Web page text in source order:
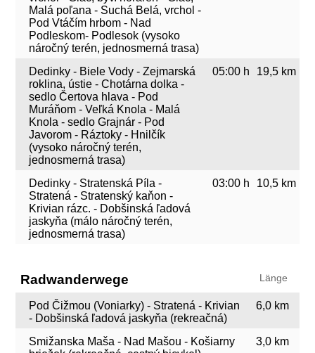
Malá poľana - Suchá Belá, vrchol -
Pod Vtáčím hrbom - Nad
Podleskom- Podlesok (vysoko
náročný terén, jednosmerná trasa)
Dedinky - Biele Vody - Zejmarská
roklina, ústie - Chotárna dolka -
sedlo Čertova hlava - Pod
Muráňom - Veľká Knola - Malá
Knola - sedlo Grajnár - Pod
Javorom - Ráztoky - Hnilčík
(vysoko náročný terén,
jednosmerná trasa)
05:00 h 19,5 km
Dedinky - Stratenská Píla -
Stratená - Stratenský kaňon -
Krivian rázc. - Dobšinská ľadová
jaskyňa (málo náročný terén,
jednosmerná trasa)
03:00 h 10,5 km
Radwanderwege Länge
Pod Čižmou (Voniarky) - Stratená - Krivian
- Dobšinská ľadová jaskyňa (rekreačná)
6,0 km
Smižanska Maša - Nad Mašou - Košiarny
3,0 km